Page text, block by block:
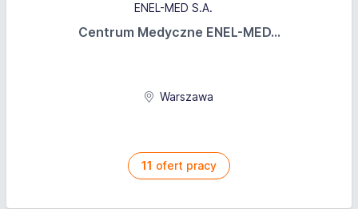
Centrum Medyczne ENEL-MED...
Warszawa
11 ofert pracy